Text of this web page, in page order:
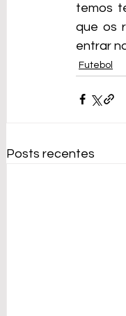
temos
que os
entrar
Futebol
Posts recentes